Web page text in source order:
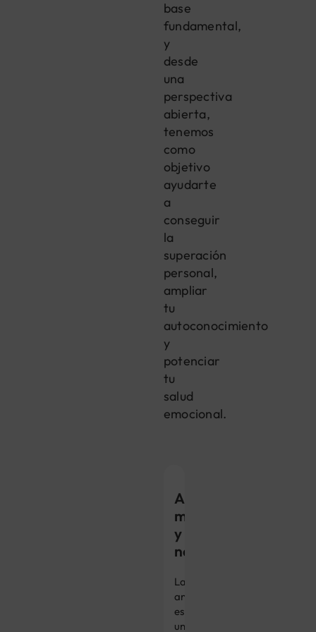
base
fundamental,
y
desde
una
perspectiva
abierta,
tenemos
como
objetivo
ayudarte
a
conseguir
la
superación
personal,
ampliar
tu
autoconocimiento
y
potenciar
tu
salud
emocional.
Ansiedad,
miedo
y
nerviosismo
La
ansiedad
es
un